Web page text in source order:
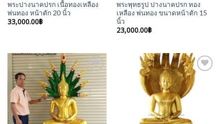
พระปางนาคปรก เนื้อทองเหลือง
พ่นทอง หน้าตัก 20 นิ้ว
33,000.00฿
พระพุทธรูป ปางนาคปรก ทอง
เหลือง พ่นทอง ขนาดหน้าตัก 15
นิ้ว
23,000.00฿
Add to
Wishlist
Add to
Wishlist